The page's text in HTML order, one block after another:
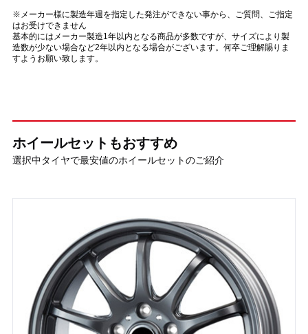
※メーカー様に製造年週を指定した発注ができない事から、ご質問、ご指定
はお受けできません
基本的にはメーカー製造1年以内となる商品が多数ですが、サイズにより製
造数が少ない場合など2年以内となる場合がございます。何卒ご理解賜りま
すようお願い致します。
ホイールセットもおすすめ
選択中タイヤで最安値のホイールセットのご紹介